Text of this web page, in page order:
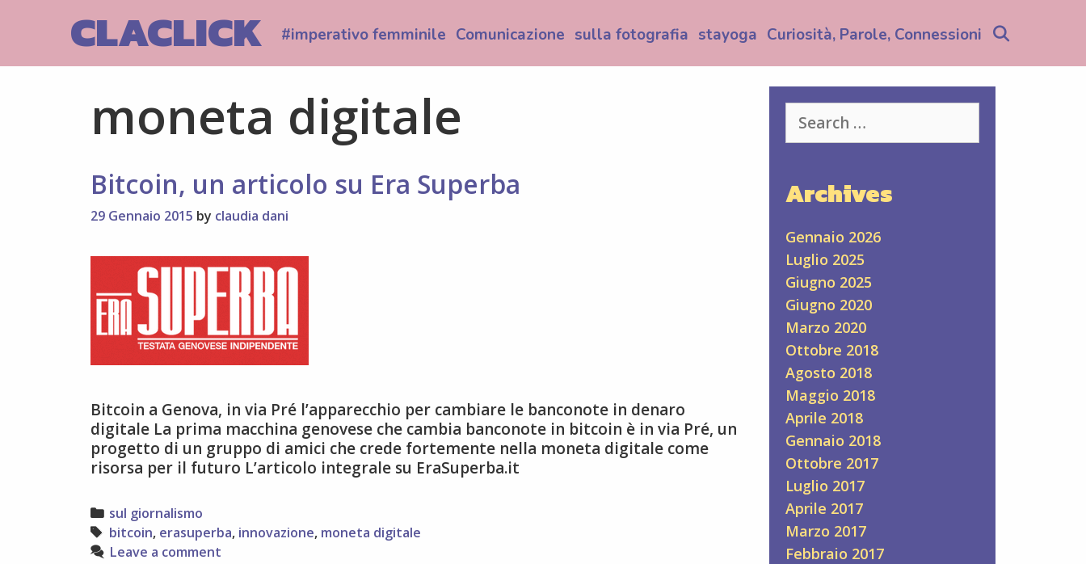
CLACLICK #imperativo femminile Comunicazione sulla fotografia stayoga Curiosità, Parole, Connessioni
moneta digitale
Bitcoin, un articolo su Era Superba
29 Gennaio 2015 by claudia dani
Bitcoin a Genova, in via Pré l’apparecchio per cambiare le banconote in denaro
digitale La prima macchina genovese che cambia banconote in bitcoin è in via Pré, un
progetto di un gruppo di amici che crede fortemente nella moneta digitale come
risorsa per il futuro L’articolo integrale su EraSuperba.it
Categories
sul giornalismo
Tags
bitcoin, erasuperba, innovazione, moneta digitale
Leave a comment
for:
Archives
Gennaio 2026
Luglio 2025
Giugno 2025
Giugno 2020
Marzo 2020
Ottobre 2018
Agosto 2018
Maggio 2018
Aprile 2018
Gennaio 2018
Ottobre 2017
Luglio 2017
Aprile 2017
Marzo 2017
Febbraio 2017